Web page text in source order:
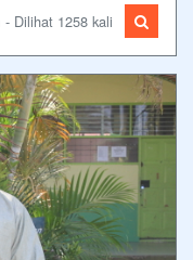
Dilihat 1258 kali